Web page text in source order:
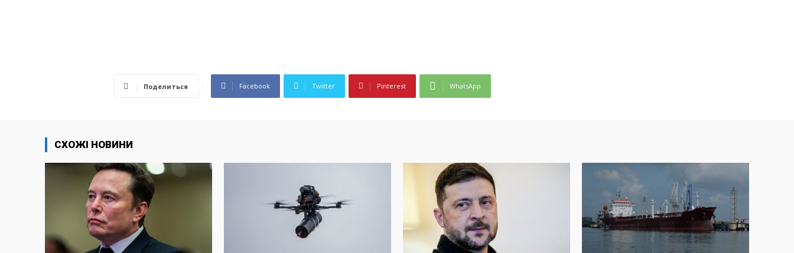
Поделиться Facebook Twitter Pinterest WhatsApp
СХОЖІ НОВИНИ